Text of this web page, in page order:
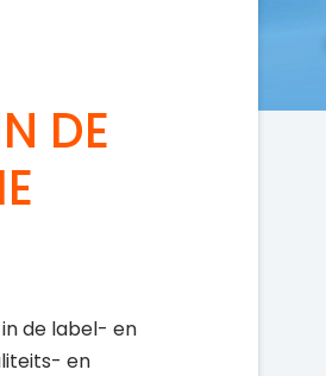
DE
de label- en
en